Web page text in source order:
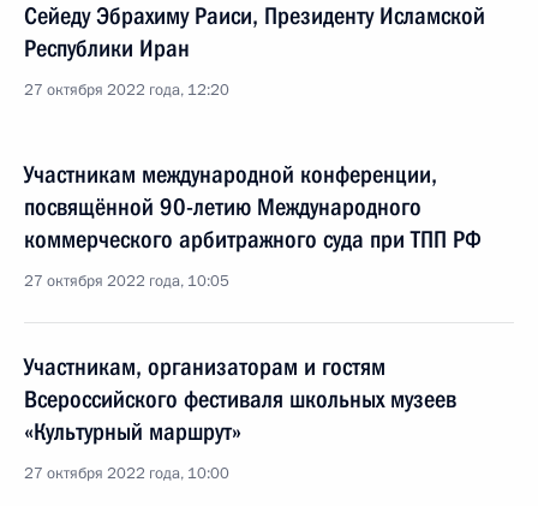
Сейеду Эбрахиму Раиси, Президенту Исламской
Республики Иран
27 октября 2022 года, 12:20
Участникам международной конференции,
посвящённой 90-летию Международного
коммерческого арбитражного суда при ТПП РФ
27 октября 2022 года, 10:05
Участникам, организаторам и гостям
Всероссийского фестиваля школьных музеев
«Культурный маршрут»
27 октября 2022 года, 10:00